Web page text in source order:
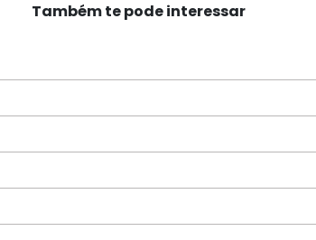
Também te pode interessar